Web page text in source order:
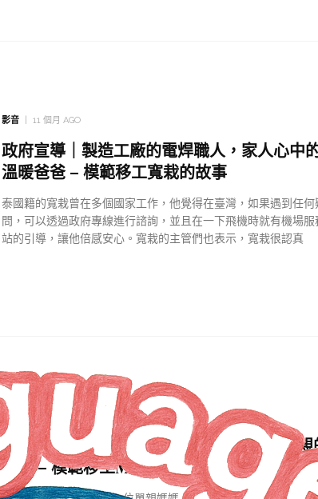
影音 11 個月 AGO
政府宣導｜製造工廠的電焊職人，家人心中
溫暖爸爸 – 模範移工寬栽的故事
泰國籍的寬栽曾在多個國家工作，他覺得在臺灣，如果遇到任何
問，可以透過政府專線進行諮詢，並且在一下飛機時就有機場服
站的引導，讓他倍感安心。寬栽的主管們也表示，寬栽很認真
影音 11 個月 AGO
政府宣導｜離開時女兒只有3歲，菲律賓母親
牽掛 – 模範移工MYRNA的故事